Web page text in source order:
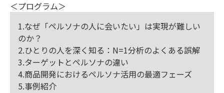
＜プログラム＞
1.なぜ「ペルソナの人に会いたい」は実現が難しい
のか？
2.ひとりの人を深く知る：N=1分析のよくある誤解
3.ターゲットとペルソナの違い
4.商品開発におけるペルソナ活用の最適フェーズ
5.事例紹介